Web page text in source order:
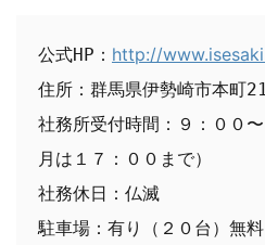
公式HP： http://
住所：群馬県伊勢崎市本町
社務所受付時間：９：００
月は１７：００まで）
社務休日：仏滅
駐車場：有り（２０台）無料